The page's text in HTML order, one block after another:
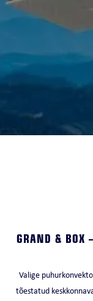
GRAND & BOX
Valige
tõestatud